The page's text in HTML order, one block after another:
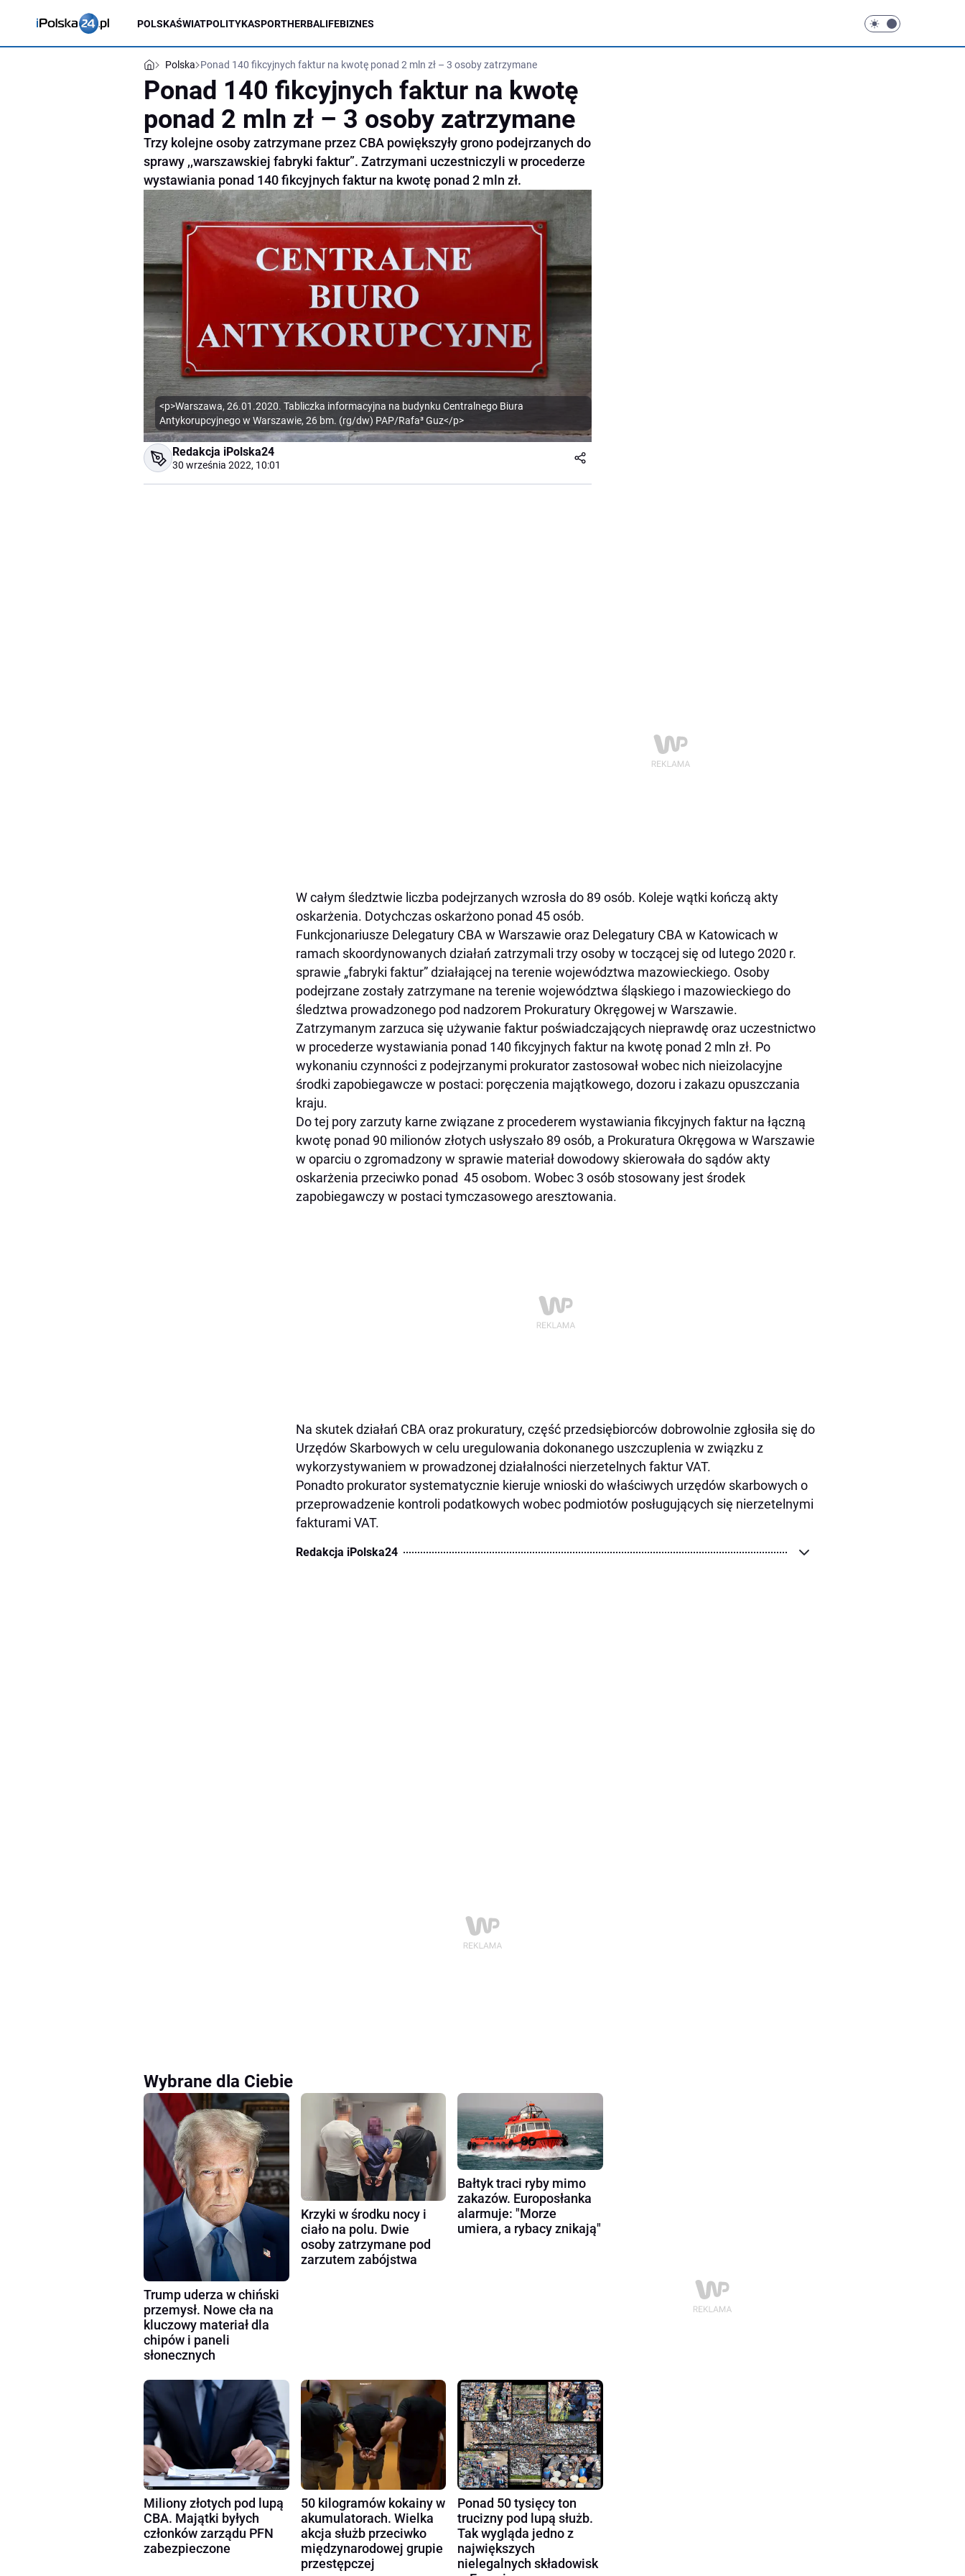
POLSKAŚWIATPOLITYKASPORTHERBALIFEBIZNES
Polska Ponad 140 fikcyjnych faktur na kwotę ponad 2 mln zł – 3 osoby zatrzymane
Ponad 140 fikcyjnych faktur na kwotę
ponad 2 mln zł – 3 osoby zatrzymane
Trzy kolejne osoby zatrzymane przez CBA powiększyły grono podejrzanych do
sprawy ,,warszawskiej fabryki faktur”. Zatrzymani uczestniczyli w procederze
wystawiania ponad 140 fikcyjnych faktur na kwotę ponad 2 mln zł.
<p>Warszawa, 26.01.2020. Tabliczka informacyjna na budynku Centralnego Biura
Antykorupcyjnego w Warszawie, 26 bm. (rg/dw) PAP/Rafa³ Guz</p>
Redakcja iPolska24
30 września 2022, 10:01
W całym śledztwie liczba podejrzanych wzrosła do 89 osób. Koleje wątki kończą akty
oskarżenia. Dotychczas oskarżono ponad 45 osób.
Funkcjonariusze Delegatury CBA w Warszawie oraz Delegatury CBA w Katowicach w
ramach skoordynowanych działań zatrzymali trzy osoby w toczącej się od lutego 2020 r.
sprawie „fabryki faktur” działającej na terenie województwa mazowieckiego. Osoby
podejrzane zostały zatrzymane na terenie województwa śląskiego i mazowieckiego do
śledztwa prowadzonego pod nadzorem Prokuratury Okręgowej w Warszawie.
Zatrzymanym zarzuca się używanie faktur poświadczających nieprawdę oraz uczestnictwo
w procederze wystawiania ponad 140 fikcyjnych faktur na kwotę ponad 2 mln zł. Po
wykonaniu czynności z podejrzanymi prokurator zastosował wobec nich nieizolacyjne
środki zapobiegawcze w postaci: poręczenia majątkowego, dozoru i zakazu opuszczania
kraju.
Do tej pory zarzuty karne związane z procederem wystawiania fikcyjnych faktur na łączną
kwotę ponad 90 milionów złotych usłyszało 89 osób, a Prokuratura Okręgowa w Warszawie
w oparciu o zgromadzony w sprawie materiał dowodowy skierowała do sądów akty
oskarżenia przeciwko ponad 45 osobom. Wobec 3 osób stosowany jest środek
zapobiegawczy w postaci tymczasowego aresztowania.
Na skutek działań CBA oraz prokuratury, część przedsiębiorców dobrowolnie zgłosiła się do
Urzędów Skarbowych w celu uregulowania dokonanego uszczuplenia w związku z
wykorzystywaniem w prowadzonej działalności nierzetelnych faktur VAT.
Ponadto prokurator systematycznie kieruje wnioski do właściwych urzędów skarbowych o
przeprowadzenie kontroli podatkowych wobec podmiotów posługujących się nierzetelnymi
fakturami VAT.
Redakcja iPolska24
Wybrane dla Ciebie
Trump uderza w chiński
przemysł. Nowe cła na
kluczowy materiał dla
chipów i paneli
słonecznych
Krzyki w środku nocy i
ciało na polu. Dwie
osoby zatrzymane pod
zarzutem zabójstwa
Bałtyk traci ryby mimo
zakazów. Europosłanka
alarmuje: "Morze
umiera, a rybacy znikają"
Miliony złotych pod lupą
CBA. Majątki byłych
członków zarządu PFN
zabezpieczone
50 kilogramów kokainy w
akumulatorach. Wielka
akcja służb przeciwko
międzynarodowej grupie
przestępczej
Ponad 50 tysięcy ton
trucizny pod lupą służb.
Tak wygląda jedno z
największych
nielegalnych składowisk